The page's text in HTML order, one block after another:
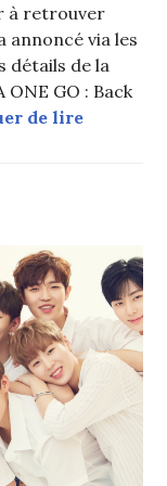
à retrouver
annoncé via les
détails de la
GO : Back
de lireWanna